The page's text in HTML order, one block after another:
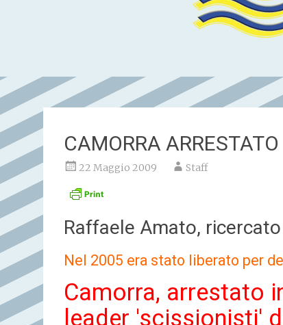
CAMORRA
22 Maggio 2009 Staff
Raffaele Amato,
Nel 2005 era stato liberato per
Camorra, arrestato
leader 'scissionisti'